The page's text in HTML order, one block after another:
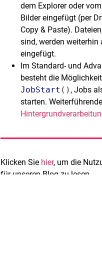
dem Explorer oder
Bilder eingefügt (per
Copy & Paste).
sind, werden weiterhin
eingefügt.
Im Standard- und
besteht die
JobStart () , Jobs
starten.
Klicken Sie hier, um die
für unseren Blog zu lesen.